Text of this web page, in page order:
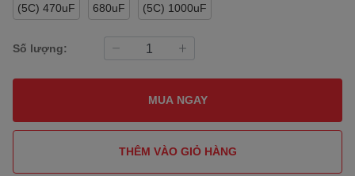
(5C) 470uF 680uF (5C) 1000uF
Số lượng:
MUA NGAY
THÊM VÀO GIỎ HÀNG